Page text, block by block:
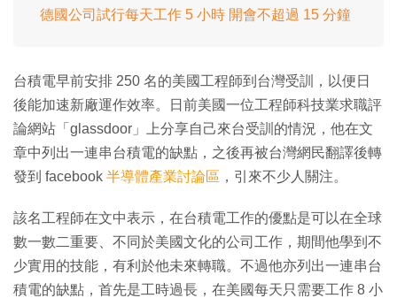
德國公司試行每天工作 5 小時 開會不超過 15 分鐘
台積電早前安排 250 名的美國工程師到台灣受訓，以便日
後能加速新廠運作效率。日前美國一位工程師科技業求職評
論網站「glassdoor」上分享自己來台受訓的情況，他在文
章中列出一連串台積電的缺點，之後再被台灣網民翻譯後轉
發到 facebook 半導體產業討論區 ，引來不少人關注。
該名工程師在文中表示，在台積電工作的優點是可以在全球
數一數二重要、不同於美國文化的公司工作，期間他學到不
少實用的技能，有利於他未來轉職。不過他亦列出一連串台
積電的缺點，首先是工時過長，在美國每天只需要工作 8 小